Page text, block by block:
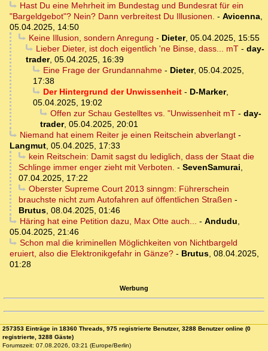
Hast Du eine Mehrheit im Bundestag und Bundesrat für ein
"Bargeldgebot"? Nein? Dann verbreitest Du Illusionen. - Avicenna,
05.04.2025, 14:50
Keine Illusion, sondern Anregung - Dieter, 05.04.2025, 15:55
Lieber Dieter, ist doch eigentlich 'ne Binse, dass... mT- day-
trader, 05.04.2025, 16:39
Eine Frage der Grundannahme- Dieter, 05.04.2025,
17:38
Der Hintergrund der Unwissenheit- D-Marker,
05.04.2025, 19:02
Offen zur Schau Gestelltes vs. "Unwissenheit mT- day-
trader, 05.04.2025, 20:01
Niemand hat einem Reiter je einen Reitschein abverlangt-
Langmut, 05.04.2025, 17:33
kein Reitschein: Damit sagst du lediglich, dass der Staat die
Schlinge immer enger zieht mit Verboten. - SevenSamurai,
07.04.2025, 17:22
Oberster Supreme Court 2013 sinngm: Führerschein
brauchste nicht zum Autofahren auf öffentlichen Straßen -
Brutus, 08.04.2025, 01:46
Häring hat eine Petition dazu, Max Otte auch... - Andudu,
05.04.2025, 21:46
Schon mal die kriminellen Möglichkeiten von Nichtbargeld
eruiert, also die Elektronikgefahr in Gänze? - Brutus, 08.04.2025,
01:28
Werbung
257353 Einträge in 18360 Threads, 975 registrierte Benutzer, 3288 Benutzer online (0
registrierte, 3288 Gäste)
Forumszeit: 07.08.2026, 03:21 (Europe/Berlin)